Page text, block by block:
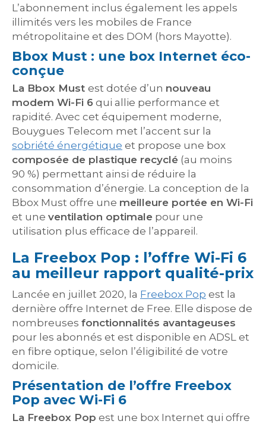
L’abonnement inclus également les appels
illimités vers les mobiles de France
métropolitaine et des DOM (hors Mayotte).
Bbox Must : une box Internet éco-
conçue
La Bbox Must est dotée d’un nouveau
modem Wi-Fi 6 qui allie performance et
rapidité. Avec cet équipement moderne,
Bouygues Telecom met l’accent sur la
sobriété énergétique et propose une box
composée de plastique recyclé (au moins
90 %) permettant ainsi de réduire la
consommation d’énergie. La conception de la
Bbox Must offre une meilleure portée en Wi-Fi
et une ventilation optimale pour une
utilisation plus efficace de l’appareil.
La Freebox Pop : l’offre Wi-Fi 6
au meilleur rapport qualité-prix
Lancée en juillet 2020, la Freebox Pop est la
dernière offre Internet de Free. Elle dispose de
nombreuses fonctionnalités avantageuses
pour les abonnés et est disponible en ADSL et
en fibre optique, selon l’éligibilité de votre
domicile.
Présentation de l’offre Freebox
Pop avec Wi-Fi 6
La Freebox Pop est une box Internet qui offre